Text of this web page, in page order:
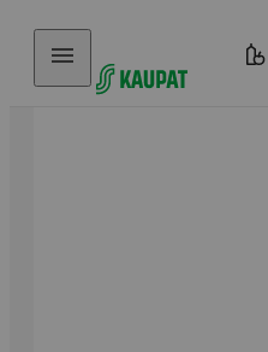
Hyppää sisältöön